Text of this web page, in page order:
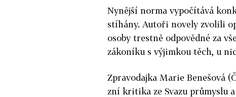
Nynější norma vypočítává
stíhány. Autoři novely zvolili
osoby trestně odpovědné za
zákoníku s výjimkou těch, u
Zpravodajka Marie Benešová
zní kritika ze Svazu průmyslu